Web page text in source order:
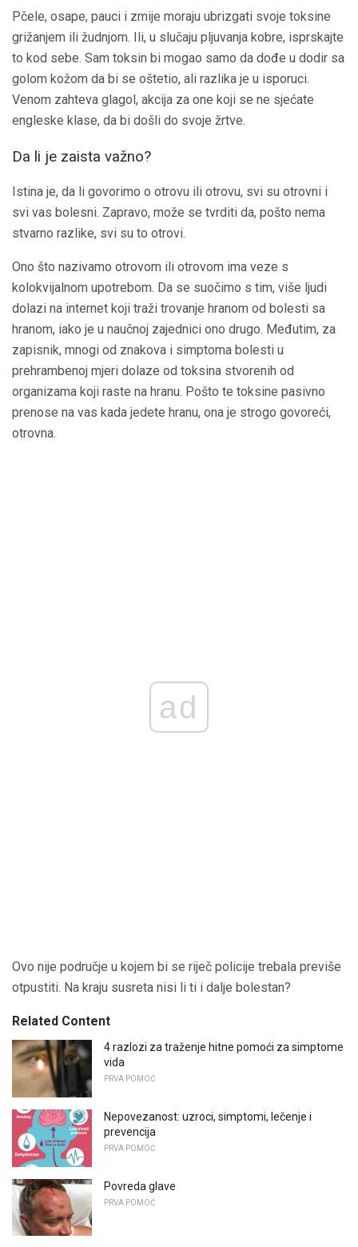
Pčele, osape, pauci i zmije moraju ubrizgati svoje toksine
grižanjem ili žudnjom. Ili, u slučaju pljuvanja kobre, isprskajte
to kod sebe. Sam toksin bi mogao samo da dođe u dodir sa
golom kožom da bi se oštetio, ali razlika je u isporuci.
Venom zahteva glagol, akcija za one koji se ne sjećate
engleske klase, da bi došli do svoje žrtve.
Da li je zaista važno?
Istina je, da li govorimo o otrovu ili otrovu, svi su otrovni i
svi vas bolesni. Zapravo, može se tvrditi da, pošto nema
stvarno razlike, svi su to otrovi.
Ono što nazivamo otrovom ili otrovom ima veze s
kolokvijalnom upotrebom. Da se suočimo s tim, više ljudi
dolazi na internet koji traži trovanje hranom od bolesti sa
hranom, iako je u naučnoj zajednici ono drugo. Međutim, za
zapisnik, mnogi od znakova i simptoma bolesti u
prehrambenoj mjeri dolaze od toksina stvorenih od
organizama koji raste na hranu. Pošto te toksine pasivno
prenose na vas kada jedete hranu, ona je strogo govoreći,
otrovna.
ad
Ovo nije područje u kojem bi se riječ policije trebala previše
otpustiti. Na kraju susreta nisi li ti i dalje bolestan?
Related Content
4 razlozi za traženje hitne pomoći za simptome
vida
PRVA POMOĆ
Nepovezanost: uzroci, simptomi, lečenje i
prevencija
PRVA POMOĆ
Povreda glave
PRVA POMOĆ